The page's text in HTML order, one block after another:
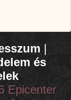
|
és
Epicenter